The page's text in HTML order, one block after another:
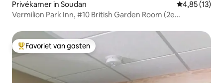
Privékamer in Soudan Gemiddelde
4,85 (13)
Vermilion Park Inn, #10 British Garden Room (2e
Topfavoriet van gasten
Favoriet van gasten